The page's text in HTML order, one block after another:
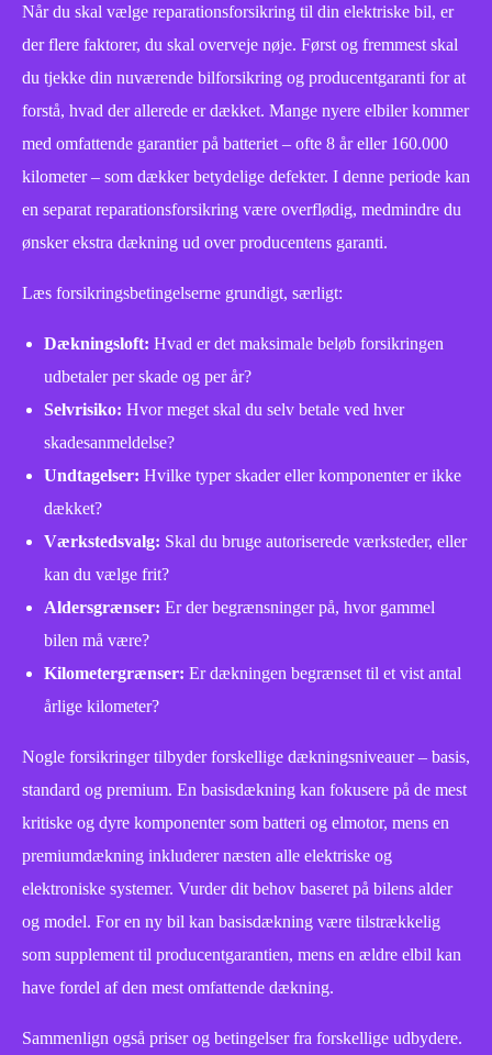
Når du skal vælge reparationsforsikring til din elektriske bil, er
der flere faktorer, du skal overveje nøje. Først og fremmest skal
du tjekke din nuværende bilforsikring og producentgaranti for at
forstå, hvad der allerede er dækket. Mange nyere elbiler kommer
med omfattende garantier på batteriet – ofte 8 år eller 160.000
kilometer – som dækker betydelige defekter. I denne periode kan
en separat reparationsforsikring være overflødig, medmindre du
ønsker ekstra dækning ud over producentens garanti.
Læs forsikringsbetingelserne grundigt, særligt:
Dækningsloft: Hvad er det maksimale beløb forsikringen
udbetaler per skade og per år?
Selvrisiko: Hvor meget skal du selv betale ved hver
skadesanmeldelse?
Undtagelser: Hvilke typer skader eller komponenter er ikke
dækket?
Værkstedsvalg: Skal du bruge autoriserede værksteder, eller
kan du vælge frit?
Aldersgrænser: Er der begrænsninger på, hvor gammel
bilen må være?
Kilometergrænser: Er dækningen begrænset til et vist antal
årlige kilometer?
Nogle forsikringer tilbyder forskellige dækningsniveauer – basis,
standard og premium. En basisdækning kan fokusere på de mest
kritiske og dyre komponenter som batteri og elmotor, mens en
premiumdækning inkluderer næsten alle elektriske og
elektroniske systemer. Vurder dit behov baseret på bilens alder
og model. For en ny bil kan basisdækning være tilstrækkelig
som supplement til producentgarantien, mens en ældre elbil kan
have fordel af den mest omfattende dækning.
Sammenlign også priser og betingelser fra forskellige udbydere.